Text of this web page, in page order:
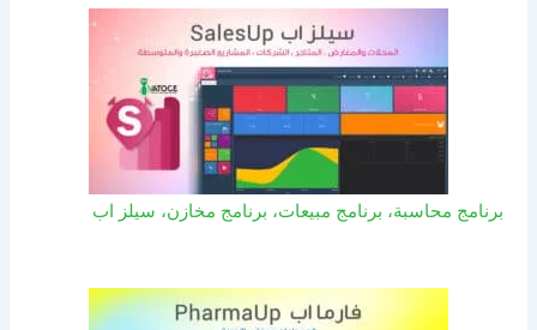
برنامج محاسبة، برنامج مبيعات، برنامج مخازن، سيلز اب